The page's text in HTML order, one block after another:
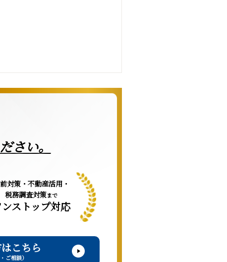
さい。
対策・不動産活用・
税務調査対策まで
ンストップ対応
こちら
ご相談）